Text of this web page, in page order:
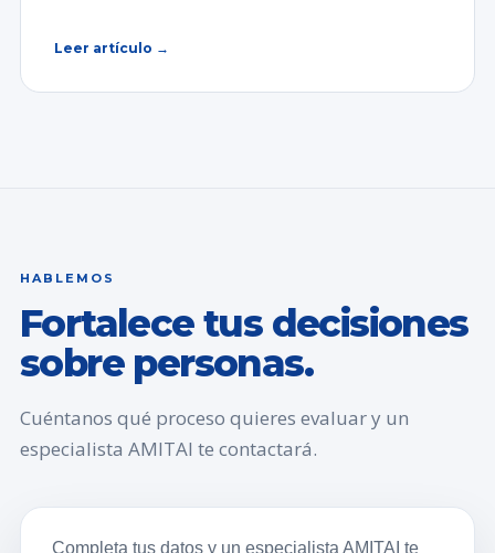
Leer artículo →
HABLEMOS
Fortalece tus decisiones
sobre personas.
Cuéntanos qué proceso quieres evaluar y un
especialista AMITAI te contactará.